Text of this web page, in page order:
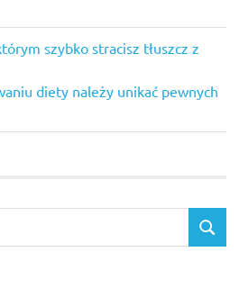
szybko stracisz tłuszcz z
diety należy unikać pewnych